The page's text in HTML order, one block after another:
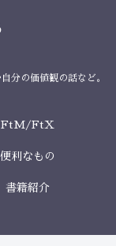
分の価値観の話など。
FtM/FtX
便利なもの
書籍紹介